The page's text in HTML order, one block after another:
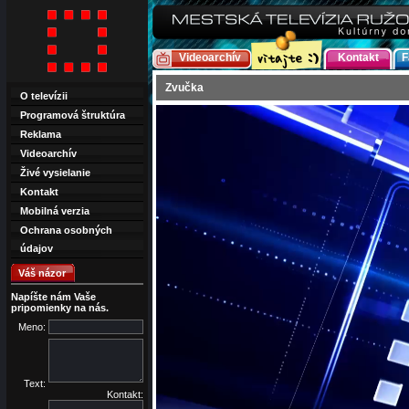
Videoarchív Kontakt
Zvučka
O televízii
Programová štruktúra
Reklama
Videoarchív
Živé vysielanie
Kontakt
Mobilná verzia
Ochrana osobných
údajov
Váš názor
Napíšte nám Vaše
pripomienky na nás.
Meno:
Text:
Kontakt: